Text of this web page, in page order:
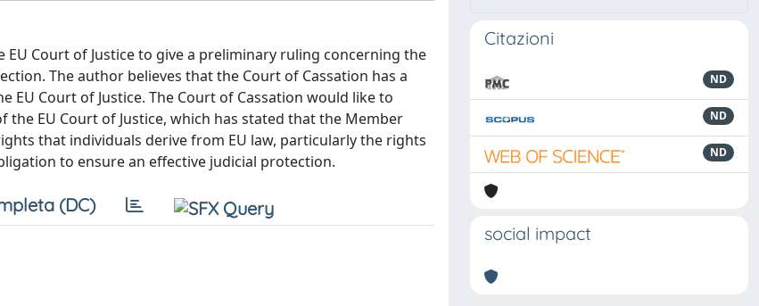
Court of Justice to give a preliminary ruling concerning the
The author believes that the Court of Cassation has a
Court of Justice. The Court of Cassation would like to
EU Court of Justice, which has stated that the Member
that individuals derive from EU law, particularly the rights
to ensure an effective judicial protection.
(DC)
Citazioni
ND
ND
ND
social impact